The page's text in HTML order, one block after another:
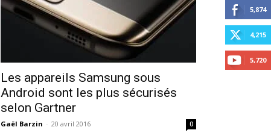
Les appareils Samsung sous
Android sont les plus sécurisés
selon Gartner
Gaël Barzin - 20 avril 2016 0
5,874
4,215
5,720